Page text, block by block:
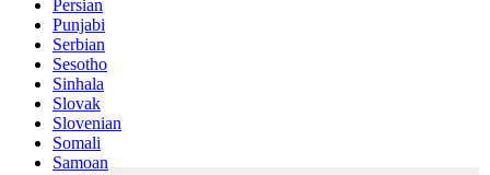
Persian
Punjabi
Serbian
Sesotho
Sinhala
Slovak
Slovenian
Somali
Samoan